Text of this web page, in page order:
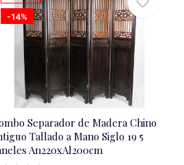
-14%
Separador de Madera Chino
Tallado a Mano Siglo 19 5
An220xAl200cm